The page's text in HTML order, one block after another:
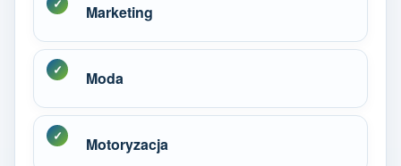
Marketing
Moda
Motoryzacja